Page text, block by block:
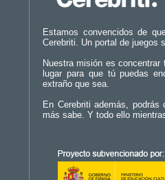
Estamos convencidos de
Cerebriti. Un portal de juegos
Nuestra misión es
lugar para que tú puedas
extraño que sea.
En Cerebriti además,
más sabe. Y todo ello